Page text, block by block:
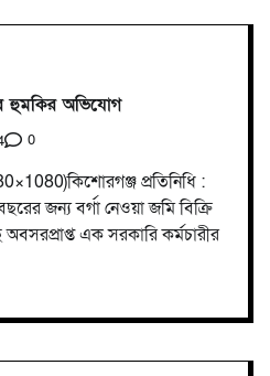
হুমকির অভিযোগ
0
প্রতিনিধি :
জন্য বর্গা নেওয়া জমি বিক্রি
এক সরকারি কর্মচারীর